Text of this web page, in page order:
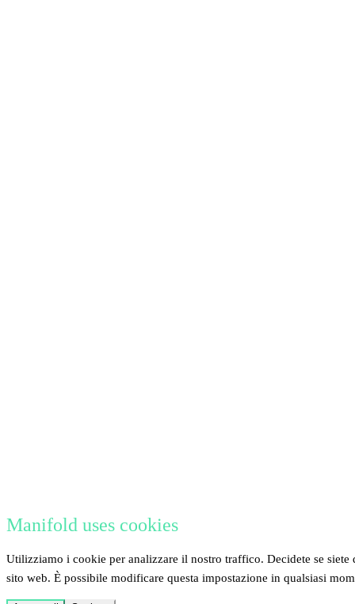
Manifold uses cookies
Utilizziamo i cookie per analizzare il nostro traffico. Decidete se siete
sito web. È possibile modificare questa impostazione in qualsiasi